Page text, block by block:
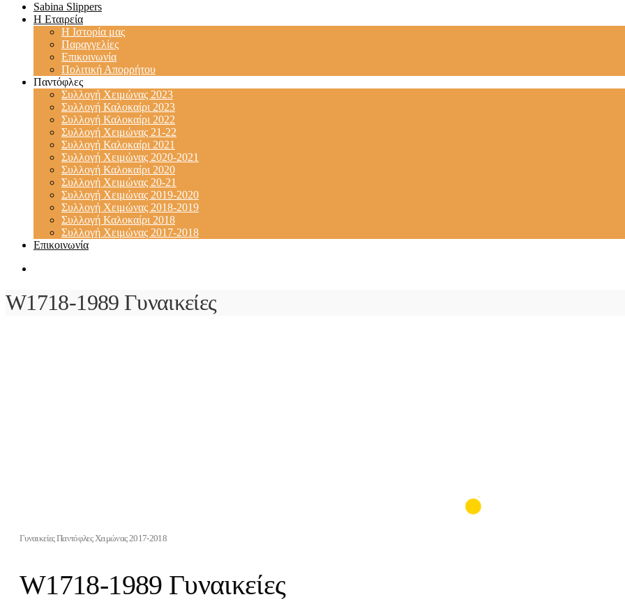
Sabina Slippers
Η Εταιρεία
Η Ιστορία μας
Παραγγελίες
Επικοινωνία
Πολιτική Απορρήτου
Παντόφλες
Συλλογή Χειμώνας 2023
Συλλογή Καλοκαίρι 2023
Συλλογή Καλοκαίρι 2022
Συλλογή Χειμώνας 21-22
Συλλογή Καλοκαίρι 2021
Συλλογή Χειμώνας 2020-2021
Συλλογή Καλοκαίρι 2020
Συλλογή Χειμώνας 20-21
Συλλογή Χειμώνας 2019-2020
Συλλογή Χειμώνας 2018-2019
Συλλογή Καλοκαίρι 2018
Συλλογή Χειμώνας 2017-2018
Επικοινωνία
W1718-1989 Γυναικείες
Γυναικείες Παντόφλες Χειμώνας 2017-2018
W1718-1989 Γυναικείες